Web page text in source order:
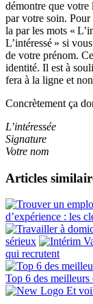
démontre que votre
par votre soin.
la par les mots «
L’intéressé » si
de votre prénom.
identité. Il est à
fera à la ligne et
Concrètement ça
L’intéressée
Signature
Votre nom
Articles
d’expérience : les
sérieux
qui recrutent
Top 6 des meilleurs